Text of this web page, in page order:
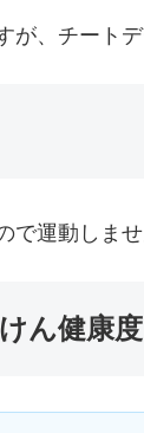
が、チート
で運動しませ
ん健康度